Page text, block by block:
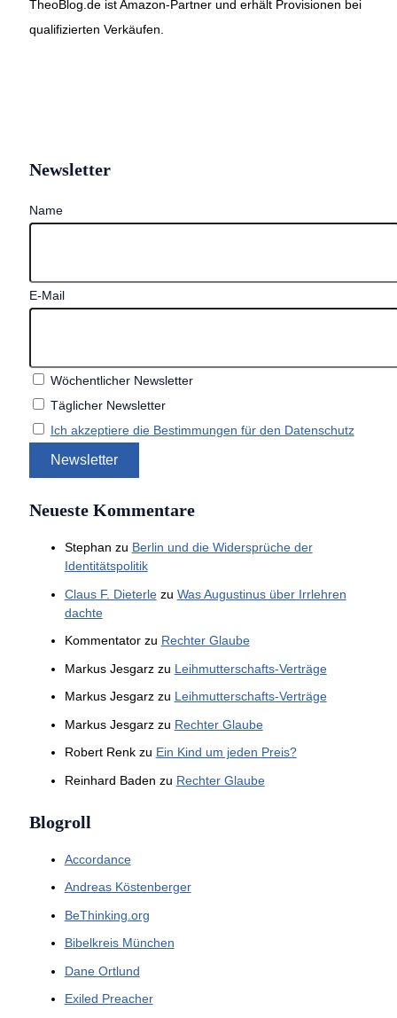
TheoBlog.de ist Amazon-Partner und erhält Provisionen bei
qualifizierten Verkäufen.
Newsletter
Name
E-Mail
Wöchentlicher Newsletter
Täglicher Newsletter
Ich akzeptiere die Bestimmungen für den Datenschutz
Neueste Kommentare
Stephan zu Berlin und die Widersprüche der
Identitätspolitik
Claus F. Dieterlezu Was Augustinus über Irrlehren
dachte
Kommentatorzu Rechter Glaube
Markus Jesgarzzu Leihmutterschafts-Verträge
Markus Jesgarzzu Leihmutterschafts-Verträge
Markus Jesgarzzu Rechter Glaube
Robert Renkzu Ein Kind um jeden Preis?
Reinhard Baden zu Rechter Glaube
Blogroll
Accordance
Andreas Köstenberger
BeThinking.org
Bibelkreis München
Dane Ortlund
Exiled Preacher